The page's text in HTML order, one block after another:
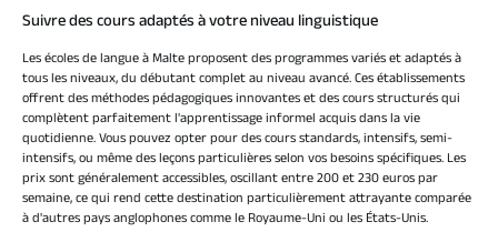
Suivre des cours adaptés à votre niveau linguistique
Les écoles de langue à Malte proposent des programmes variés et adaptés à
tous les niveaux, du débutant complet au niveau avancé. Ces établissements
offrent des méthodes pédagogiques innovantes et des cours structurés qui
complètent parfaitement l'apprentissage informel acquis dans la vie
quotidienne. Vous pouvez opter pour des cours standards, intensifs, semi-
intensifs, ou même des leçons particulières selon vos besoins spécifiques. Les
prix sont généralement accessibles, oscillant entre 200 et 230 euros par
semaine, ce qui rend cette destination particulièrement attrayante comparée
à d'autres pays anglophones comme le Royaume-Uni ou les États-Unis.